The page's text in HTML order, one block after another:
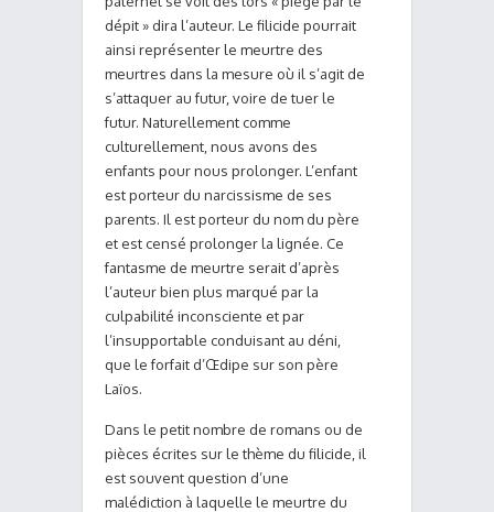
dépit » dira l’auteur. Le filicide pourrait
ainsi représenter le meurtre des
meurtres dans la mesure où il s’agit de
s’attaquer au futur, voire de tuer le
futur. Naturellement comme
culturellement, nous avons des
enfants pour nous prolonger. L’enfant
est porteur du narcissisme de ses
parents. Il est porteur du nom du père
et est censé prolonger la lignée. Ce
fantasme de meurtre serait d’après
l’auteur bien plus marqué par la
culpabilité inconsciente et par
l’insupportable conduisant au déni,
que le forfait d’Œdipe sur son père
Laïos.
Dans le petit nombre de romans ou de
pièces écrites sur le thème du filicide, il
est souvent question d’une
malédiction à laquelle le meurtre du